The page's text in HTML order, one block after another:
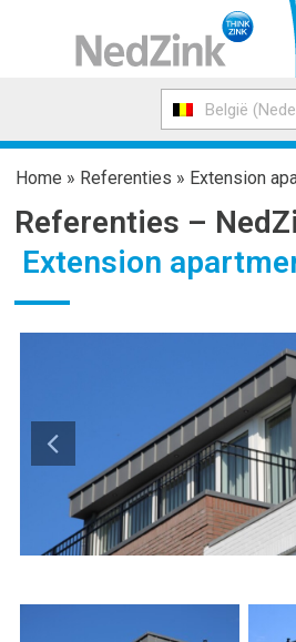
België
Home » Referenties » Extension
Referenties –
Extension